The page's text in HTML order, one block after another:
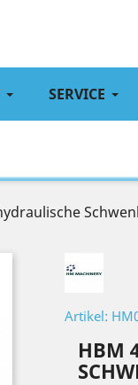
SERVICE
Artikel:
HBM